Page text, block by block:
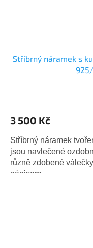
Stříbrný náramek s
3 500 Kč
Stříbrný náramek
jsou navlečené
různě zdobené
nápisem...